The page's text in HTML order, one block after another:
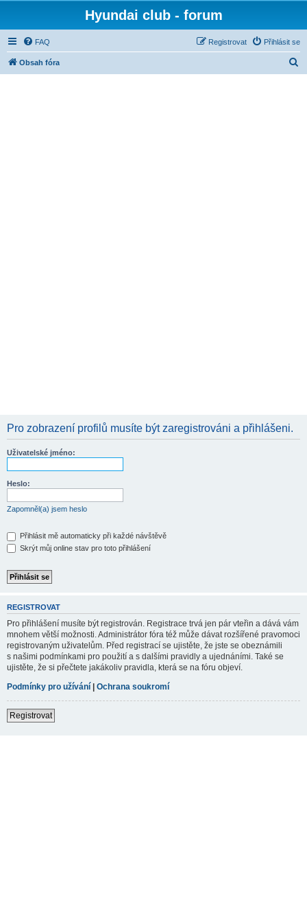
Hyundai club - forum
FAQ Přihlásit se
Registrovat
Obsah fóra
Pro zobrazení profilů musíte být zaregistrováni a přihlášeni.
Uživatelské jméno:
Heslo:
Zapomněl(a) jsem heslo
Přihlásit mě automaticky při každé návštěvě
Skrýt můj online stav pro toto přihlášení
REGISTROVAT
Pro přihlášení musíte být registrován. Registrace trvá jen pár vteřin a dává vám
mnohem větší možnosti. Administrátor fóra též může dávat rozšířené pravomoci
registrovaným uživatelům. Před registrací se ujistěte, že jste se obeznámili
s našimi podmínkami pro použití a s dalšími pravidly a ujednáními. Také se
ujistěte, že si přečtete jakákoliv pravidla, která se na fóru objeví.
Podmínky pro užívání | Ochrana soukromí
Registrovat